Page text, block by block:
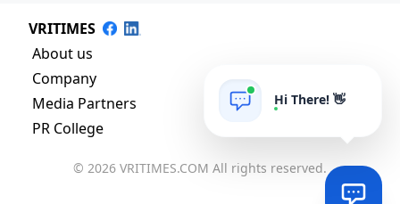
VRITIMES
About us
Company
Media Partners
PR College
© 2026 VRITIMES.COM All rights reserved.
Hi There! 👋